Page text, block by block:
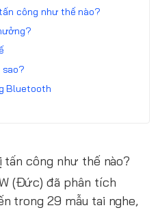
công như thế nào?
sao?
Bluetooth
công như thế nào?
(Đức) đã phân tích
trong 29 mẫu tai nghe,